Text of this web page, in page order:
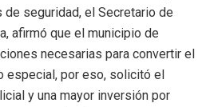
de seguridad, el Secretario de
afirmó que el municipio de
necesarias para convertir el
especial, por eso, solicitó el
y una mayor inversión por